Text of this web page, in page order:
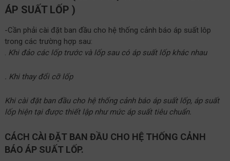
ÁP SUẤT LỐP )
-Cần phải cài đặt ban đầu cho hệ thống cảnh báo áp suất lôp
trong các trường hợp sau:
Khi đảo các lốp trước và lốp sau có áp suất lốp khác nhau
. Khi thay đổi cỡ lốp
Khi cài đặt ban đầu cho hệ thống cảnh báo áp suất lốp, áp suất
lốp hiện tại được thiết lập như mức áp suất tiêu chuẩn.
CÁCH CÀI ĐẶT BAN ĐẦU CHO HỆ THỐNG CẢNH
BÁO ÁP SUẤT LỐP.